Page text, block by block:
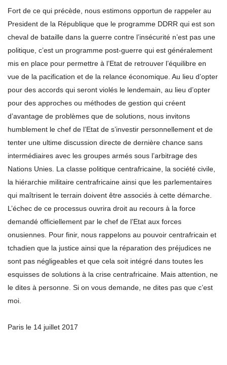
Fort de ce qui précède, nous estimons opportun de rappeler au
President de la République que le programme DDRR qui est son
cheval de bataille dans la guerre contre l’insécurité n’est pas une
politique, c’est un programme post-guerre qui est généralement
mis en place pour permettre à l’Etat de retrouver l’équilibre en
vue de la pacification et de la relance économique. Au lieu d’opter
pour des accords qui seront violés le lendemain, au lieu d’opter
pour des approches ou méthodes de gestion qui créent
d’avantage de problèmes que de solutions, nous invitons
humblement le chef de l’Etat de s’investir personnellement et de
tenter une ultime discussion directe de dernière chance sans
intermédiaires avec les groupes armés sous l’arbitrage des
Nations Unies. La classe politique centrafricaine, la société civile,
la hiérarchie militaire centrafricaine ainsi que les parlementaires
qui maîtrisent le terrain doivent être associés à cette démarche.
L’échec de ce processus ouvrira droit au recours à la force
demandé officiellement par le chef de l’Etat aux forces
onusiennes. Pour finir, nous rappelons au pouvoir centrafricain et
tchadien que la justice ainsi que la réparation des préjudices ne
sont pas négligeables et que cela soit intégré dans toutes les
esquisses de solutions à la crise centrafricaine. Mais attention, ne
le dites à personne. Si on vous demande, ne dites pas que c’est
moi.
Paris le 14 juillet 2017